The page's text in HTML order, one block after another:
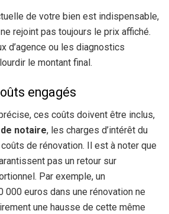
de votre bien est indispensable,
rejoint pas toujours le prix affiché.
d’agence ou les diagnostics
le montant final.
engagés
ces coûts doivent être inclus,
notaire, les charges d’intérêt du
de rénovation. Il est à noter que
pas un retour sur
Par exemple, un
euros dans une rénovation ne
une hausse de cette même